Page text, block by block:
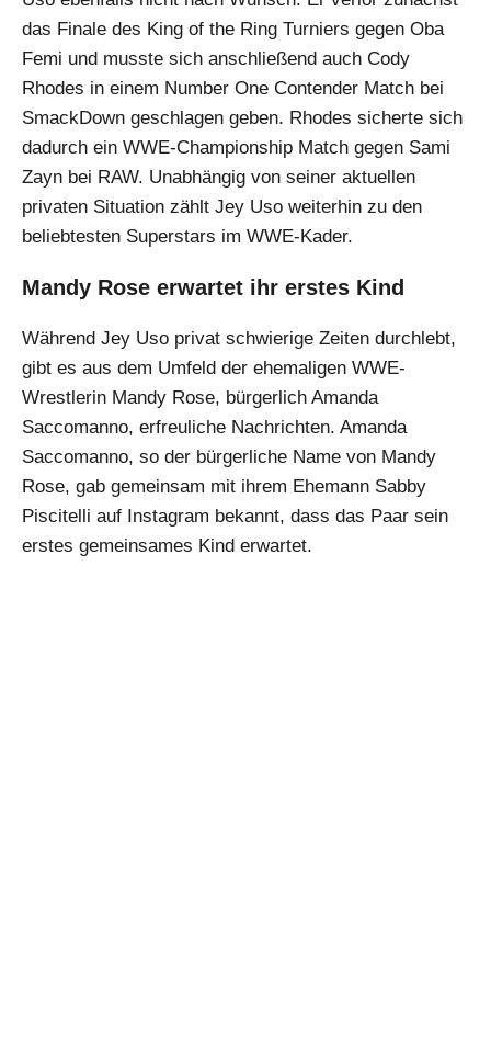
das Finale des King of the Ring Turniers gegen Oba
Femi und musste sich anschließend auch Cody
Rhodes in einem Number One Contender Match bei
SmackDown geschlagen geben. Rhodes sicherte sich
dadurch ein WWE-Championship Match gegen Sami
Zayn bei RAW. Unabhängig von seiner aktuellen
privaten Situation zählt Jey Uso weiterhin zu den
beliebtesten Superstars im WWE-Kader.
Mandy Rose erwartet ihr erstes Kind
Während Jey Uso privat schwierige Zeiten durchlebt,
gibt es aus dem Umfeld der ehemaligen WWE-
Wrestlerin Mandy Rose, bürgerlich Amanda
Saccomanno, erfreuliche Nachrichten. Amanda
Saccomanno, so der bürgerliche Name von Mandy
Rose, gab gemeinsam mit ihrem Ehemann Sabby
Piscitelli auf Instagram bekannt, dass das Paar sein
erstes gemeinsames Kind erwartet.